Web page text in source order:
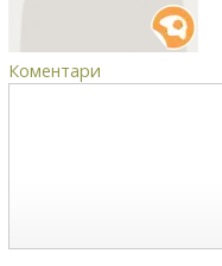
Коментари